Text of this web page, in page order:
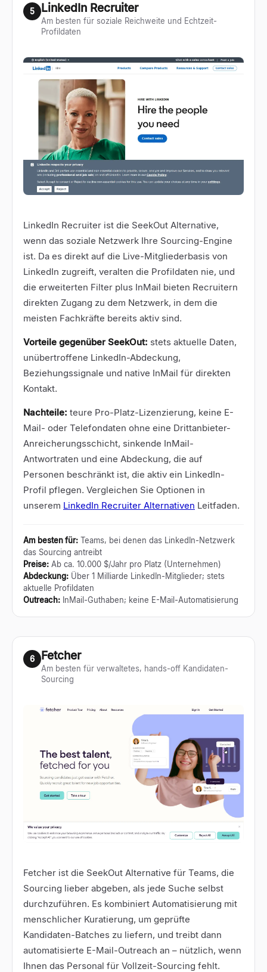
5 LinkedIn Recruiter
Am besten für soziale Reichweite und Echtzeit-
Profildaten
LinkedIn Recruiter ist die SeekOut Alternative,
wenn das soziale Netzwerk Ihre Sourcing-Engine
ist. Da es direkt auf die Live-Mitgliederbasis von
LinkedIn zugreift, veralten die Profildaten nie, und
die erweiterten Filter plus InMail bieten Recruitern
direkten Zugang zu dem Netzwerk, in dem die
meisten Fachkräfte bereits aktiv sind.
Vorteile gegenüber SeekOut: stets aktuelle Daten,
unübertroffene LinkedIn-Abdeckung,
Beziehungssignale und native InMail für direkten
Kontakt.
Nachteile: teure Pro-Platz-Lizenzierung, keine E-
Mail- oder Telefondaten ohne eine Drittanbieter-
Anreicherungsschicht, sinkende InMail-
Antwortraten und eine Abdeckung, die auf
Personen beschränkt ist, die aktiv ein LinkedIn-
Profil pflegen. Vergleichen Sie Optionen in
unserem LinkedIn Recruiter Alternativen Leitfaden.
Am besten für: Teams, bei denen das LinkedIn-Netzwerk
das Sourcing antreibt
Preise: Ab ca. 10.000 $/Jahr pro Platz (Unternehmen)
Abdeckung: Über 1 Milliarde LinkedIn-Mitglieder; stets
aktuelle Profildaten
Outreach: InMail-Guthaben; keine E-Mail-Automatisierung
6 Fetcher
Am besten für verwaltetes, hands-off Kandidaten-
Sourcing
Fetcher ist die SeekOut Alternative für Teams, die
Sourcing lieber abgeben, als jede Suche selbst
durchzuführen. Es kombiniert Automatisierung mit
menschlicher Kuratierung, um geprüfte
Kandidaten-Batches zu liefern, und treibt dann
automatisierte E-Mail-Outreach an – nützlich, wenn
Ihnen das Personal für Vollzeit-Sourcing fehlt.